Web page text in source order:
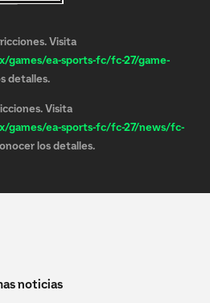
Visita
games/ea-sports-fc/fc-27/game-
detalles.
Visita
games/ea-sports-fc/fc-27/news/fc-
los detalles.